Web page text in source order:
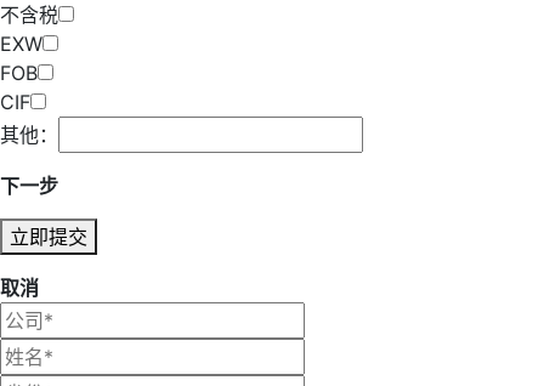
不含税
EXW
FOB
CIF
其他：
下一步
立即提交
取消